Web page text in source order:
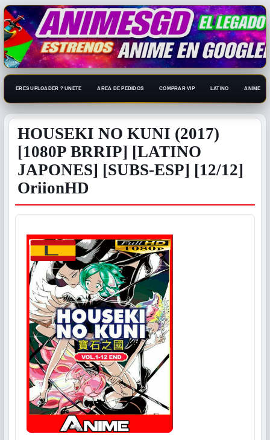
ERES UPLOADER ? UNETE AREA DE PEDIDOS COMPRAR VIP LATINO ANIME
HOUSEKI NO KUNI (2017)
[1080P BRRIP] [LATINO
JAPONES] [SUBS-ESP] [12/12]
OriionHD